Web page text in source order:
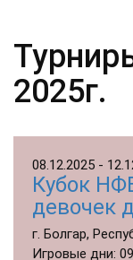
2025г.
08.12.2025 -
Кубок
девочек
г. Болгар,
Игровые дни: